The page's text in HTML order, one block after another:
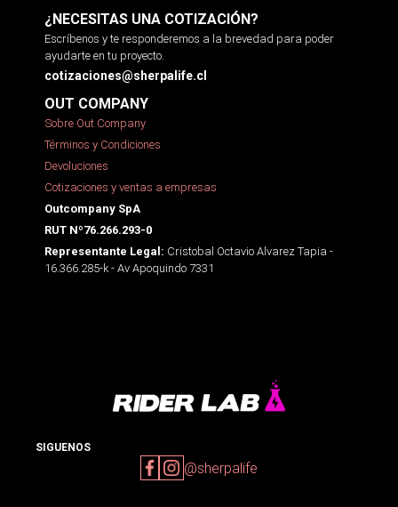
¿NECESITAS UNA COTIZACIÓN?
Escríbenos y te responderemos a la brevedad para poder
ayudarte en tu proyecto.
cotizaciones@sherpalife.cl
OUT COMPANY
Sobre Out Company
Términos y Condiciones
Devoluciones
Cotizaciones y ventas a empresas
Outcompany SpA
RUT Nº76.266.293-0
Representante Legal: Cristobal Octavio Alvarez Tapia -
16.366.285-k - Av Apoquindo 7331
SIGUENOS
@sherpalife